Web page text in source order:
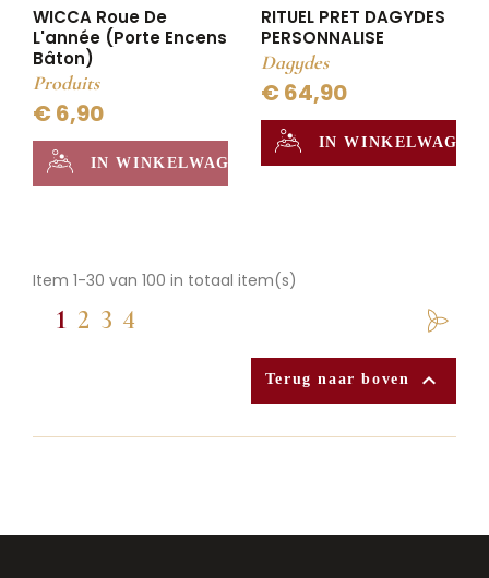
WICCA Roue De
L'année (Porte Encens
Bâton)
Produits
€ 6,90
IN WINKELWAGEN
RITUEL PRET DAGYDES
PERSONNALISE
Dagydes
€ 64,90
IN WINKELWAGEN
Item 1-30 van 100 in totaal item(s)
1 2 3 4
Terug naar boven 